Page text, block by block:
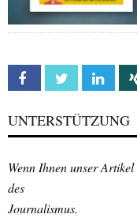
Facebook Twitter
UNTERSTÜTZUNG
Wenn Ihnen unser
des
Journalismus.